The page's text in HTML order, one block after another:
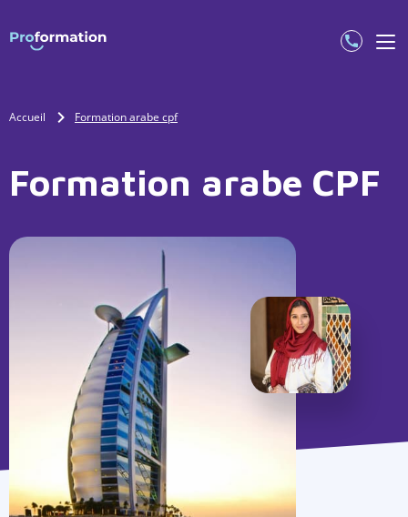
Accueil Formation arabe cpf
Formation arabe CPF